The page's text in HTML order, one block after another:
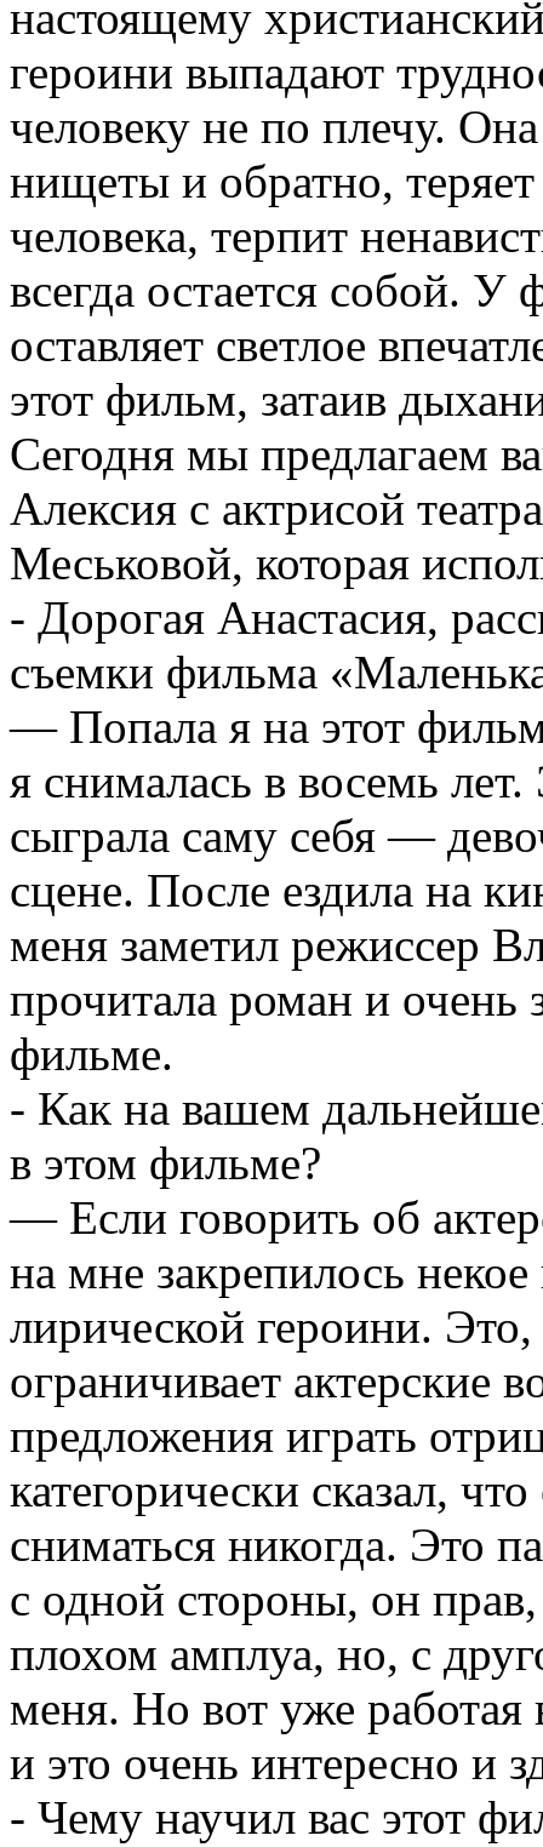
настоящему
героини выпадают
человеку не по плечу.
нищеты и обратно, теряет
человека, терпит
всегда остается собой.
оставляет светлое
этот фильм, затаив
Сегодня мы предлагаем
Алексия с актрисой
Меськовой, которая
- Дорогая Анастасия,
съемки фильма
— Попала я на этот
я снималась в восемь
сыграла саму себя —
сцене. После ездила на
меня заметил режиссер
прочитала роман и очень
фильме.
- Как на вашем
в этом фильме?
— Если говорить об
на мне закрепилось
лирической героини.
ограничивает актерские
предложения играть
категорически сказал,
сниматься никогда. Это
с одной стороны, он
плохом амплуа, но, с
меня. Но вот уже работая
и это очень интересно и
- Чему научил вас этот